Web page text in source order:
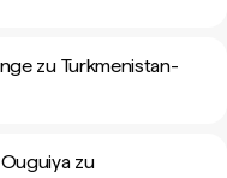
zu Turkmenistan-
zu